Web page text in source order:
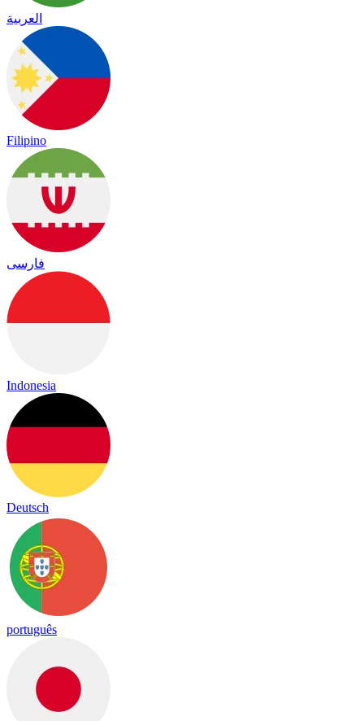
العربية
Filipino
فارسی
Indonesia
Deutsch
português